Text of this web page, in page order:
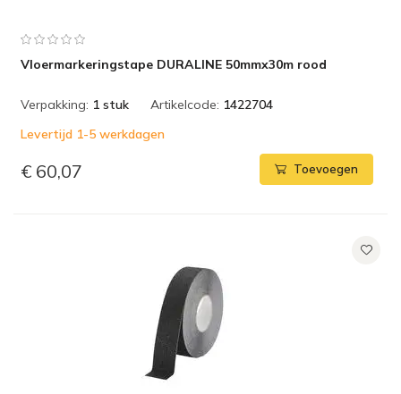
Vloermarkeringstape DURALINE 50mmx30m rood
Verpakking: 1 stuk Artikelcode: 1422704
Levertijd 1-5 werkdagen
€ 60,07 Toevoegen